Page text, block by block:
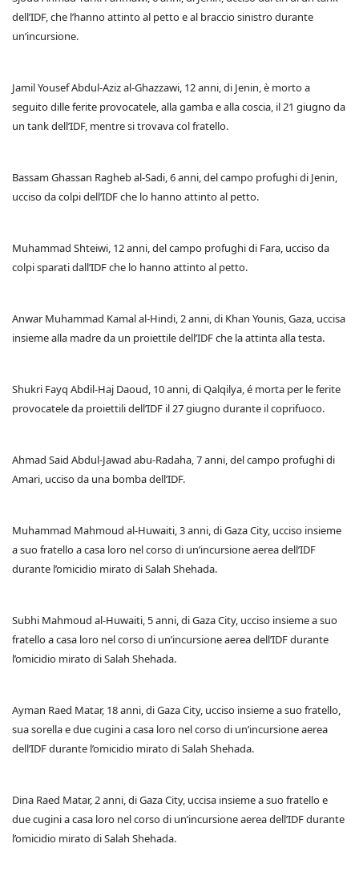
dell’IDF, che l’hanno attinto al petto e al braccio sinistro durante
un’incursione.
Jamil Yousef Abdul-Aziz al-Ghazzawi, 12 anni, di Jenin, è morto a
seguito dille ferite provocatele, alla gamba e alla coscia, il 21 giugno da
un tank dell’IDF, mentre si trovava col fratello.
Bassam Ghassan Ragheb al-Sadi, 6 anni, del campo profughi di Jenin,
ucciso da colpi dell’IDF che lo hanno attinto al petto.
Muhammad Shteiwi, 12 anni, del campo profughi di Fara, ucciso da
colpi sparati dall’IDF che lo hanno attinto al petto.
Anwar Muhammad Kamal al-Hindi, 2 anni, di Khan Younis, Gaza, uccisa
insieme alla madre da un proiettile dell’IDF che la attinta alla testa.
Shukri Fayq Abdil-Haj Daoud, 10 anni, di Qalqilya, é morta per le ferite
provocatele da proiettili dell’IDF il 27 giugno durante il coprifuoco.
Ahmad Said Abdul-Jawad abu-Radaha, 7 anni, del campo profughi di
Amari, ucciso da una bomba dell’IDF.
Muhammad Mahmoud al-Huwaiti, 3 anni, di Gaza City, ucciso insieme
a suo fratello a casa loro nel corso di un’incursione aerea dell’IDF
durante l’omicidio mirato di Salah Shehada.
Subhi Mahmoud al-Huwaiti, 5 anni, di Gaza City, ucciso insieme a suo
fratello a casa loro nel corso di un’incursione aerea dell’IDF durante
l’omicidio mirato di Salah Shehada.
Ayman Raed Matar, 18 anni, di Gaza City, ucciso insieme a suo fratello,
sua sorella e due cugini a casa loro nel corso di un’incursione aerea
dell’IDF durante l’omicidio mirato di Salah Shehada.
Dina Raed Matar, 2 anni, di Gaza City, uccisa insieme a suo fratello e
due cugini a casa loro nel corso di un’incursione aerea dell’IDF durante
l’omicidio mirato di Salah Shehada.